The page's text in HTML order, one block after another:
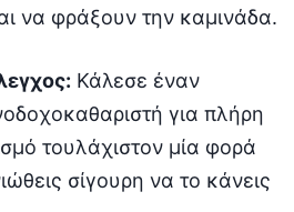
να φράξουν την καμινάδα.
Κάλεσε έναν
για πλήρη
τουλάχιστον μία φορά
σίγουρη να το κάνεις